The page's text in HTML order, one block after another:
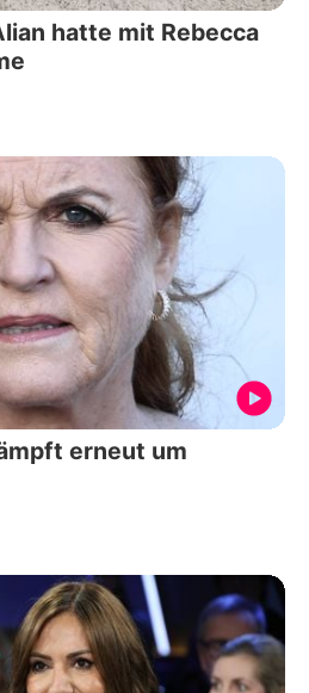
hatte mit Rebecca
erneut um